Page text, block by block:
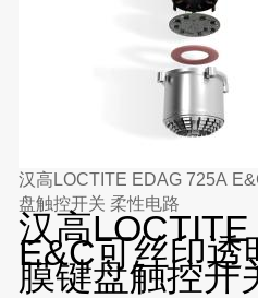
汉高LOCTITE EDAG 725A
盘触控开关 柔性电路
汉高
E&C可丝印透
膜键盘触控开